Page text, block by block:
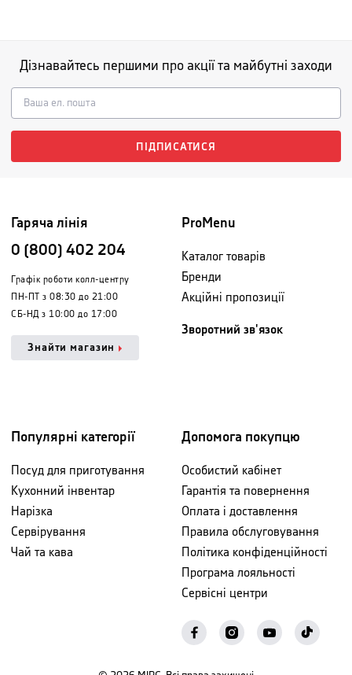
Дізнавайтесь першими про акції та майбутні заходи
ПІДПИСАТИСЯ
Гаряча лінія
0 (800) 402 204
Графік роботи колл-центру
ПН-ПТ з 08:30 до 21:00
СБ-НД з 10:00 до 17:00
Знайти магазин
ProMenu
Каталог товарів
Бренди
Акційні пропозиції
Зворотний зв'язок
Популярні категорії
Посуд для приготування
Кухонний інвентар
Нарізка
Сервірування
Чай та кава
Допомога покупцю
Особистий кабінет
Гарантія та повернення
Оплата і доставлення
Правила обслуговування
Політика конфіденційності
Програма лояльності
Сервісні центри